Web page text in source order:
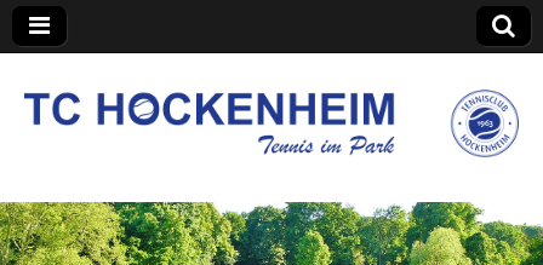
TC Hockenheim